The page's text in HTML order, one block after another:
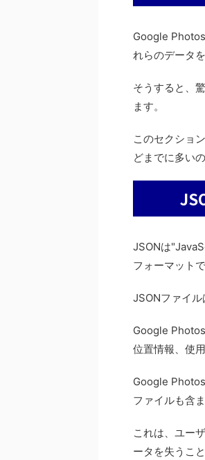
Google
れらのデータ
そうすると、
ます。
このセクショ
どまでに多い
JSONは
フォーマットで
JSONファイル
Google
位置情報、使
Google
ファイルも含ま
これは、ユー
ータを失うこ